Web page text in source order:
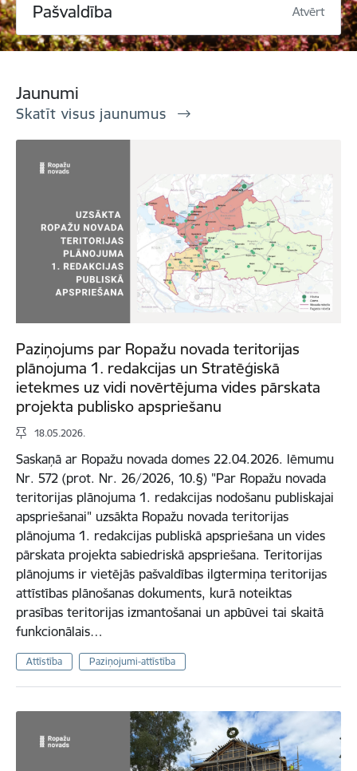
Pašvaldība Atvērt
Jaunumi
Skatīt visus jaunumus
Paziņojums par Ropažu novada teritorijas
plānojuma 1. redakcijas un Stratēģiskā
ietekmes uz vidi novērtējuma vides pārskata
projekta publisko apspriešanu
18.05.2026.
Saskaņā ar Ropažu novada domes 22.04.2026. lēmumu
Nr. 572 (prot. Nr. 26/2026, 10.§) "Par Ropažu novada
teritorijas plānojuma 1. redakcijas nodošanu publiskajai
apspriešanai" uzsākta Ropažu novada teritorijas
plānojuma 1. redakcijas publiskā apspriešana un vides
pārskata projekta sabiedriskā apspriešana. Teritorijas
plānojums ir vietējās pašvaldības ilgtermiņa teritorijas
attīstības plānošanas dokuments, kurā noteiktas
prasības teritorijas izmantošanai un apbūvei tai skaitā
funkcionālais…
Attīstība Paziņojumi-attīstība